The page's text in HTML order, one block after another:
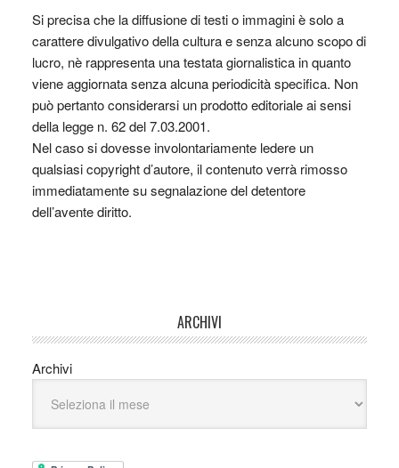
Si precisa che la diffusione di testi o immagini è solo a
carattere divulgativo della cultura e senza alcuno scopo di
lucro, nè rappresenta una testata giornalistica in quanto
viene aggiornata senza alcuna periodicità specifica. Non
può pertanto considerarsi un prodotto editoriale ai sensi
della legge n. 62 del 7.03.2001.
Nel caso si dovesse involontariamente ledere un
qualsiasi copyright d’autore, il contenuto verrà rimosso
immediatamente su segnalazione del detentore
dell’avente diritto.
ARCHIVI
Archivi